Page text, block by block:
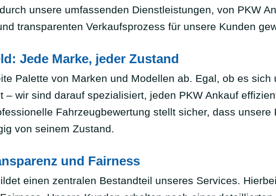
unsere umfassenden Dienstleistungen, von PKW
transparenten Verkaufsprozess für unsere Kunden
Jede Marke, jeder Zustand
Palette von Marken und Modellen ab. Egal, ob es sich
– wir sind darauf spezialisiert, jeden PKW Ankauf
Fahrzeugbewertung stellt sicher, dass unsere
von seinem Zustand.
und Fairness
einen zentralen Bestandteil unseres Services.